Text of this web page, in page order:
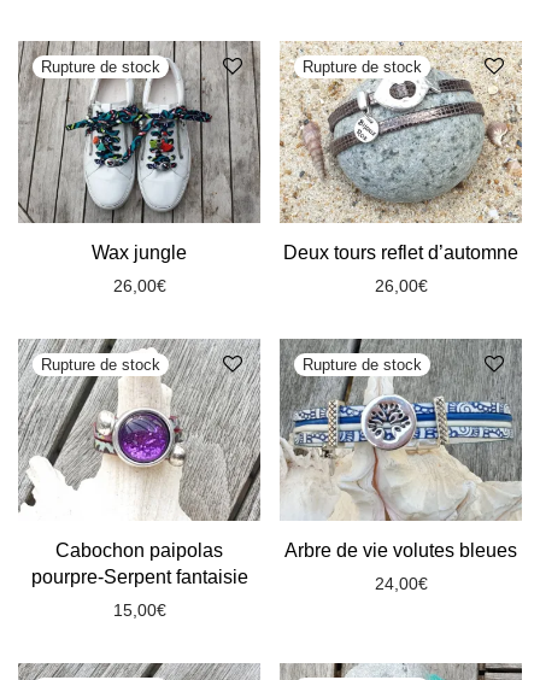
Wax jungle
26,00€
Deux tours reflet d’automne
26,00€
Cabochon paipolas
pourpre-Serpent fantaisie
15,00€
Arbre de vie volutes bleues
24,00€